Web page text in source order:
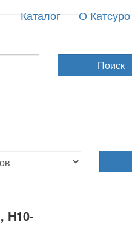
Каталог О Катсуро
Поиск
H10-